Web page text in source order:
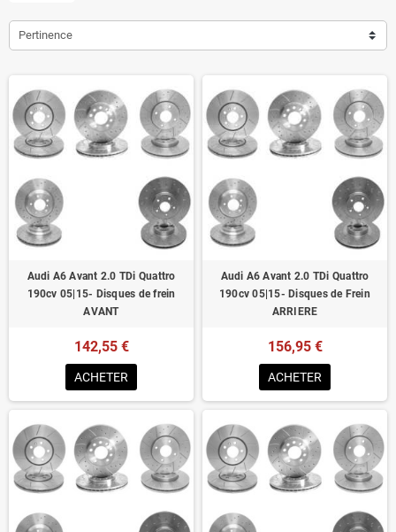
Dimensions d'origine respectées
Installation en lieu et place.
Homologué pour le contrôle technique
Pertinence
Audi A6 Avant 2.0 TDi Quattro
190cv 05|15- Disques de frein
AVANT
142,55 €
ACHETER
Audi A6 Avant 2.0 TDi Quattro
190cv 05|15- Disques de Frein
ARRIERE
156,95 €
ACHETER